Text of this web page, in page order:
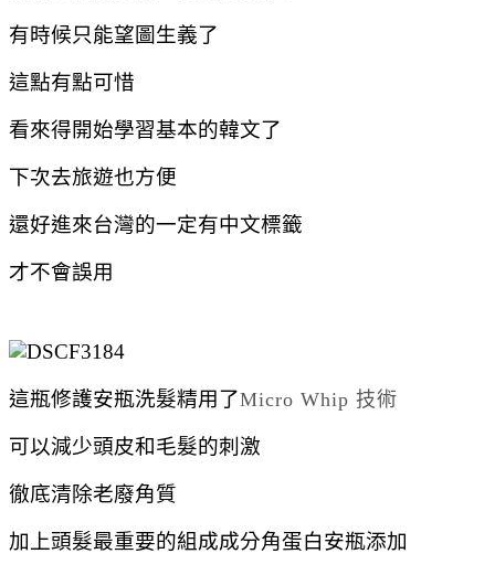
有時候只能望圖生義了
這點有點可惜
看來得開始學習基本的韓文了
下次去旅遊也方便
還好進來台灣的一定有中文標籤
才不會誤用
這瓶修護安瓶洗髮精用了Micro Whip 技術
可以減少頭皮和毛髮的刺激
徹底清除老廢角質
加上頭髮最重要的組成成分角蛋白安瓶添加